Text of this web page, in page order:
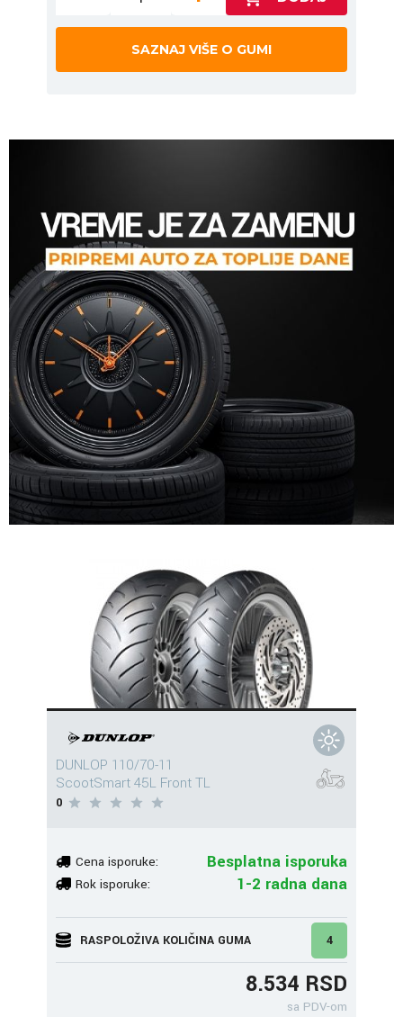
SAZNAJ VIŠE O GUMI
DUNLOP 110/70-11
ScootSmart 45L Front TL
0
Cena isporuke: Besplatna isporuka
Rok isporuke: 1-2 radna dana
RASPOLOŽIVA KOLIČINA GUMA 4
8.534 RSD
sa PDV-om